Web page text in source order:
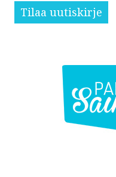
Tilaa uutiskirje